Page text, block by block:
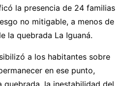
la presencia de 24 familias
no mitigable, a menos de
la quebrada La Iguaná.
a los habitantes sobre
en ese punto,